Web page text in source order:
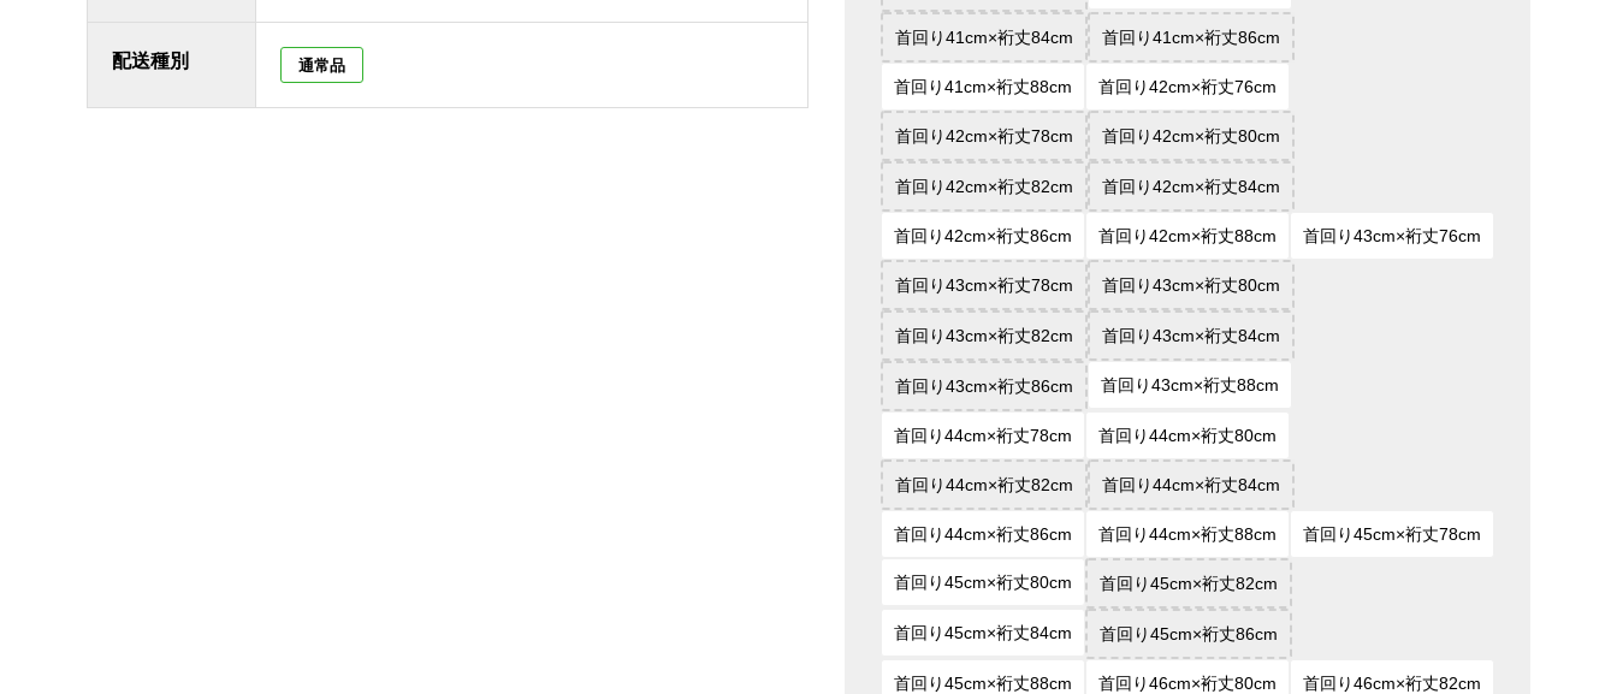
配送種別 通常品
首回り41cm×裄丈84cm 首回り41cm×裄丈86cm
首回り41cm×裄丈88cm 首回り42cm×裄丈76cm
首回り42cm×裄丈78cm 首回り42cm×裄丈80cm
首回り42cm×裄丈82cm 首回り42cm×裄丈84cm
首回り42cm×裄丈86cm 首回り42cm×裄丈88cm 首回り43cm×裄丈76cm
首回り43cm×裄丈78cm 首回り43cm×裄丈80cm
首回り43cm×裄丈82cm 首回り43cm×裄丈84cm
首回り43cm×裄丈86cm 首回り43cm×裄丈88cm
首回り44cm×裄丈78cm 首回り44cm×裄丈80cm
首回り44cm×裄丈82cm 首回り44cm×裄丈84cm
首回り44cm×裄丈86cm 首回り44cm×裄丈88cm 首回り45cm×裄丈78cm
首回り45cm×裄丈80cm 首回り45cm×裄丈82cm
首回り45cm×裄丈84cm 首回り45cm×裄丈86cm
首回り45cm×裄丈88cm 首回り46cm×裄丈80cm 首回り46cm×裄丈82cm